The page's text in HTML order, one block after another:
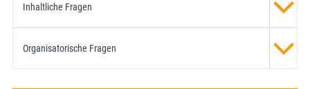
Inhaltliche Fragen
Organisatorische Fragen